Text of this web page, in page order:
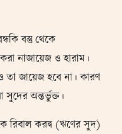
বস্তু থেকে
নাজায়েজ ও হারাম।
জায়েজ হবে না। কারণ
সুদের অন্তর্ভুক্ত।
রিবাল করদ্ব (ঋণের সুদ)